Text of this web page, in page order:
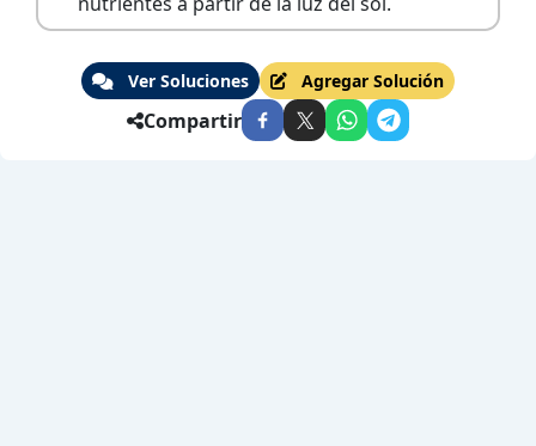
Ver Soluciones Agregar Solución
Compartir